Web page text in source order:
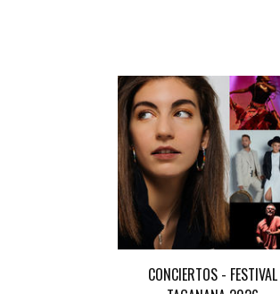
CONCIERTOS - FESTIVAL